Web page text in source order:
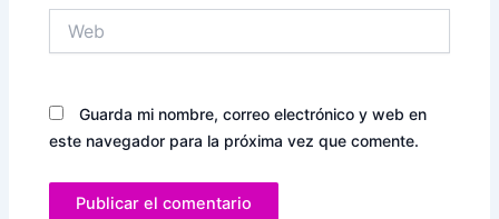
Guarda mi nombre, correo electrónico y web en
este navegador para la próxima vez que comente.